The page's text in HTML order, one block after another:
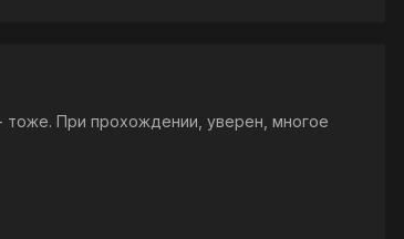
тоже. При прохождении, уверен, многое